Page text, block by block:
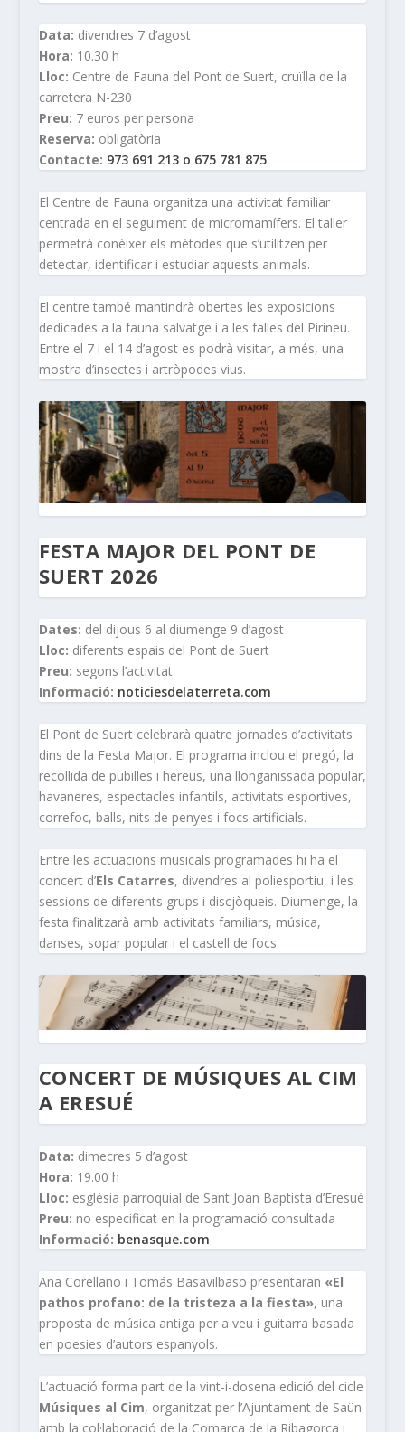
Data: divendres 7 d’agost
Hora: 10.30 h
Lloc: Centre de Fauna del Pont de Suert, cruïlla de la
carretera N-230
Preu: 7 euros per persona
Reserva: obligatòria
Contacte: 973 691 213 o 675 781 875
El Centre de Fauna organitza una activitat familiar
centrada en el seguiment de micromamífers. El taller
permetrà conèixer els mètodes que s’utilitzen per
detectar, identificar i estudiar aquests animals.
El centre també mantindrà obertes les exposicions
dedicades a la fauna salvatge i a les falles del Pirineu.
Entre el 7 i el 14 d’agost es podrà visitar, a més, una
mostra d’insectes i artròpodes vius.
FESTA MAJOR DEL PONT DE
SUERT 2026
Dates: del dijous 6 al diumenge 9 d’agost
Lloc: diferents espais del Pont de Suert
Preu: segons l’activitat
Informació: noticiesdelaterreta.com
El Pont de Suert celebrarà quatre jornades d’activitats
dins de la Festa Major. El programa inclou el pregó, la
recollida de pubilles i hereus, una llonganissada popular,
havaneres, espectacles infantils, activitats esportives,
correfoc, balls, nits de penyes i focs artificials.
Entre les actuacions musicals programades hi ha el
concert d’Els Catarres, divendres al poliesportiu, i les
sessions de diferents grups i discjòqueis. Diumenge, la
festa finalitzarà amb activitats familiars, música,
danses, sopar popular i el castell de focs
CONCERT DE MÚSIQUES AL CIM
A ERESUÉ
Data: dimecres 5 d’agost
Hora: 19.00 h
Lloc: església parroquial de Sant Joan Baptista d’Eresué
Preu: no especificat en la programació consultada
Informació: benasque.com
Ana Corellano i Tomás Basavilbaso presentaran «El
pathos profano: de la tristeza a la fiesta», una
proposta de música antiga per a veu i guitarra basada
en poesies d’autors espanyols.
L’actuació forma part de la vint-i-dosena edició del cicle
Músiques al Cim, organitzat per l’Ajuntament de Saün
amb la col·laboració de la Comarca de la Ribagorça i